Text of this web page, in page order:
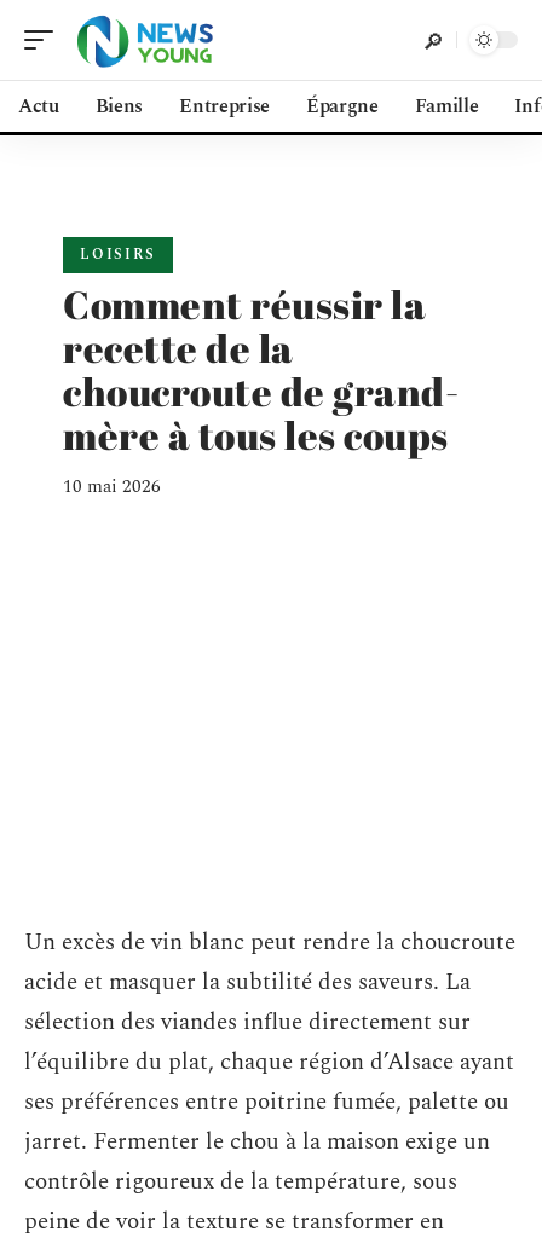
Actu Biens Entreprise Épargne Famille
LOISIRS
Comment réussir la
recette de la
choucroute de grand-
mère à tous les coups
10 mai 2026
Un excès de vin blanc peut rendre la choucroute
acide et masquer la subtilité des saveurs. La
sélection des viandes influe directement sur
l’équilibre du plat, chaque région d’Alsace ayant
ses préférences entre poitrine fumée, palette ou
jarret. Fermenter le chou à la maison exige un
contrôle rigoureux de la température, sous
peine de voir la texture se transformer en